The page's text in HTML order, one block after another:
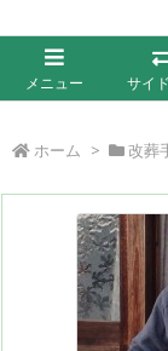
メニュー サイ
ホーム > 改葬